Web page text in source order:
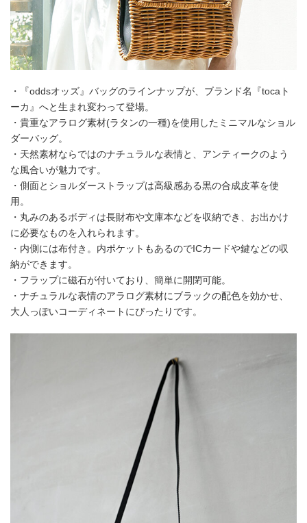
・『oddsオッズ』バッグのラインナップが、ブランド名『tocaト
ーカ』へと生まれ変わって登場。
・貴重なアラログ素材(ラタンの一種)を使用したミニマルなショル
ダーバッグ。
・天然素材ならではのナチュラルな表情と、アンティークのよう
な風合いが魅力です。
・側面とショルダーストラップは高級感ある黒の合成皮革を使
用。
・丸みのあるボディは長財布や文庫本などを収納でき、お出かけ
に必要なものを入れられます。
・内側には布付き。内ポケットもあるのでICカードや鍵などの収
納ができます。
・フラップに磁石が付いており、簡単に開閉可能。
・ナチュラルな表情のアラログ素材にブラックの配色を効かせ、
大人っぽいコーディネートにぴったりです。